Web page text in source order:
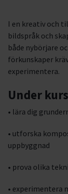
I en kreativ och
bildspråk och
både nybörjare
förkunskaper
experimentera.
Under
• lära dig
• utforska
uppbyggnad
• prova olika
• experimentera